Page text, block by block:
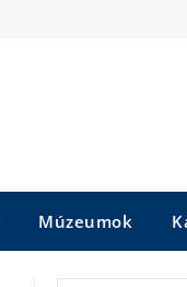
Múzeumok